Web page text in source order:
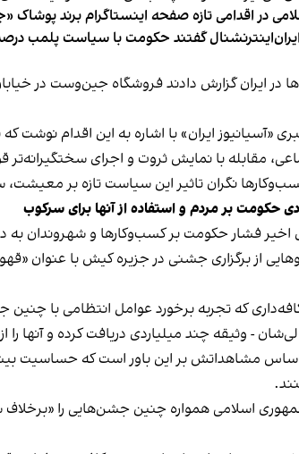
در اقدامی تازه صفحه اینستاگرام برند
گفتند حکومت با سیاست پلمب
«آسیانیوز ایران» با اشاره به این اقدام نوشت
مقابله با نمایش ثروت و اجرای سختگیرانه‌تر
نگران تاثیر این سیاست‌ تازه بر
حکومت بر مردم و استفاده از آنها برای سرکوب
اخیر فشار حکومت بر کسب‌وکارها و شهروندان
از برگزاری جشنی در جزیره کیش با عنوان «
که تجربه برخورد عوامل انتظامی با
- وثیقه چند میلیاردی دریافت کرده و آنها را
اساس مشاهداتش بر این باور است که حساسیت
اسلامی همواره چنین جشن‌هایی را «برخلاف